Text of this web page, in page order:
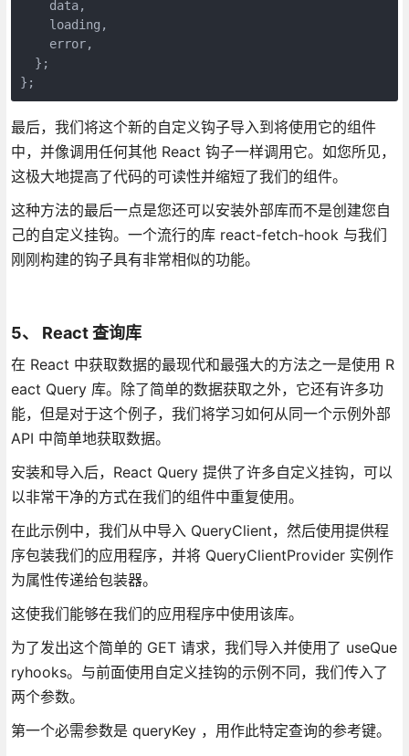
    data,
    loading,
    error,
  };
};
最后，我们将这个新的自定义钩子导入到将使用它的组件
中，并像调用任何其他 React 钩子一样调用它。如您所见，
这极大地提高了代码的可读性并缩短了我们的组件。
这种方法的最后一点是您还可以安装外部库而不是创建您自
己的自定义挂钩。一个流行的库 react-fetch-hook 与我们
刚刚构建的钩子具有非常相似的功能。
5、 React 查询库
在 React 中获取数据的最现代和最强大的方法之一是使用 R
eact Query 库。除了简单的数据获取之外，它还有许多功
能，但是对于这个例子，我们将学习如何从同一个示例外部
API 中简单地获取数据。
安装和导入后，React Query 提供了许多自定义挂钩，可以
以非常干净的方式在我们的组件中重复使用。
在此示例中，我们从中导入 QueryClient，然后使用提供程
序包装我们的应用程序，并将 QueryClientProvider 实例作
为属性传递给包装器。
这使我们能够在我们的应用程序中使用该库。
为了发出这个简单的 GET 请求，我们导入并使用了 useQue
ryhooks。与前面使用自定义挂钩的示例不同，我们传入了
两个参数。
第一个必需参数是 queryKey ，用作此特定查询的参考键。